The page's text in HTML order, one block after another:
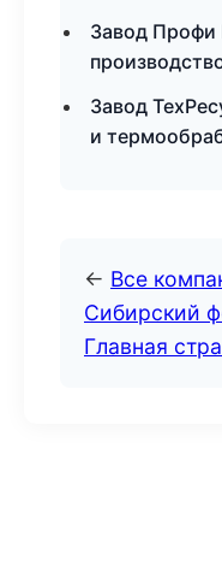
Завод Профи
Завод
и
← Все
Сибирский
Главная